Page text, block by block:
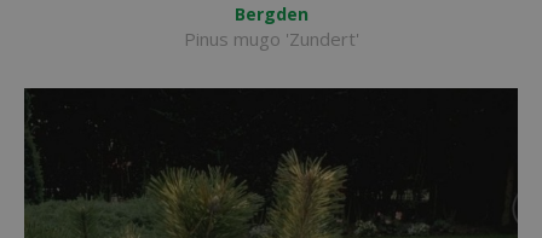
Bergden
Pinus mugo 'Zundert'